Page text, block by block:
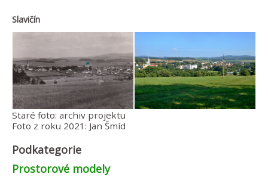
Slavičín
Staré foto: archiv projektu
Foto z roku 2021: Jan Šmíd
Podkategorie
Prostorové modely